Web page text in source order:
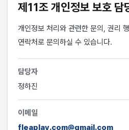
제11조 개인정보 보호 담
개인정보 처리와 관련한 문의, 권리
연락처로 문의하실 수 있습니다.
담당자
정하진
이메일
fleaplay.com@gmail.com